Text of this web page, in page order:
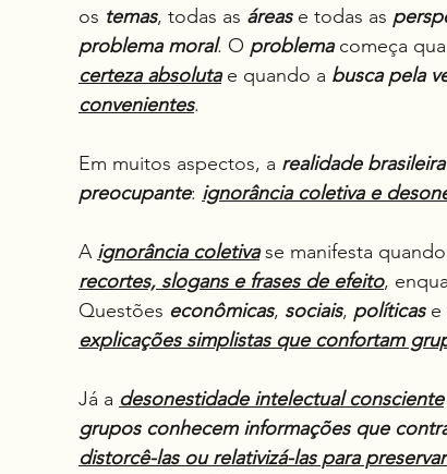
os temas, todas as áreas e todas as
problema moral. O problema começa
certeza absoluta e quando a busca pela
convenientes.
Em muitos aspectos, a realidade brasileira
preocupante: ignorância coletiva e
A ignorância coletiva se manifesta quando
recortes, slogans e frases de efeito,
Questões econômicas, sociais, políticas e
explicações simplistas que confortam
Já a desonestidade intelectual consciente
grupos conhecem informações que
distorcê-las ou relativizá-las para